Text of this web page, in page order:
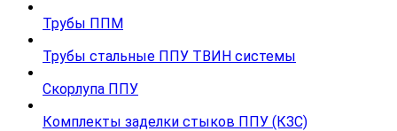
Трубы ППМ
Трубы стальные ППУ ТВИН системы
Скорлупа ППУ
Комплекты заделки стыков ППУ (КЗС)